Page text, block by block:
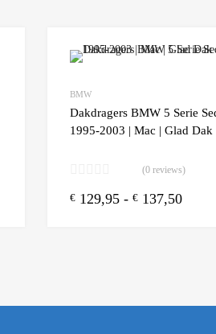
Add to Wishlist
Toevoegen aan winkelwagen
BMW
Dakdragers BMW 5 Serie
1995-2003 | Mac | Glad Dak
(0 reviews)
€ 129,95 - € 137,50